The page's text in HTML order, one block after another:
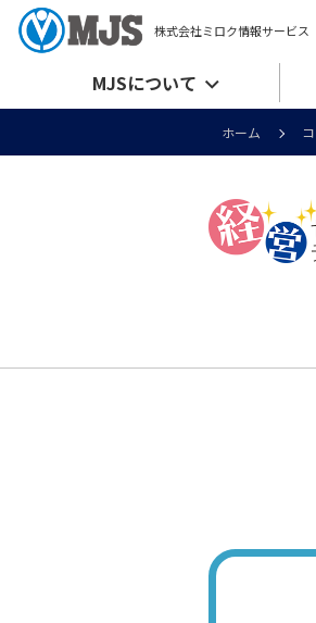
株式会社ミロク情報サービス
MJSについて
ホーム